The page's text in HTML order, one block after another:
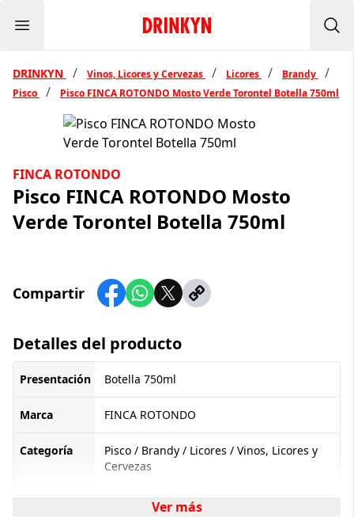
Menu Inicio Drinkyn
DRINKYN / Vinos, Licores y Cervezas / Licores / Brandy /
Pisco / Pisco FINCA ROTONDO Mosto Verde Torontel Botella 750ml
FINCA ROTONDO
Pisco FINCA ROTONDO Mosto
Verde Torontel Botella 750ml
Compartir
Detalles del producto
Presentación Botella 750ml
Marca FINCA ROTONDO
Categoría
Pisco / Brandy / Licores / Vinos, Licores y
Cervezas
Ver más